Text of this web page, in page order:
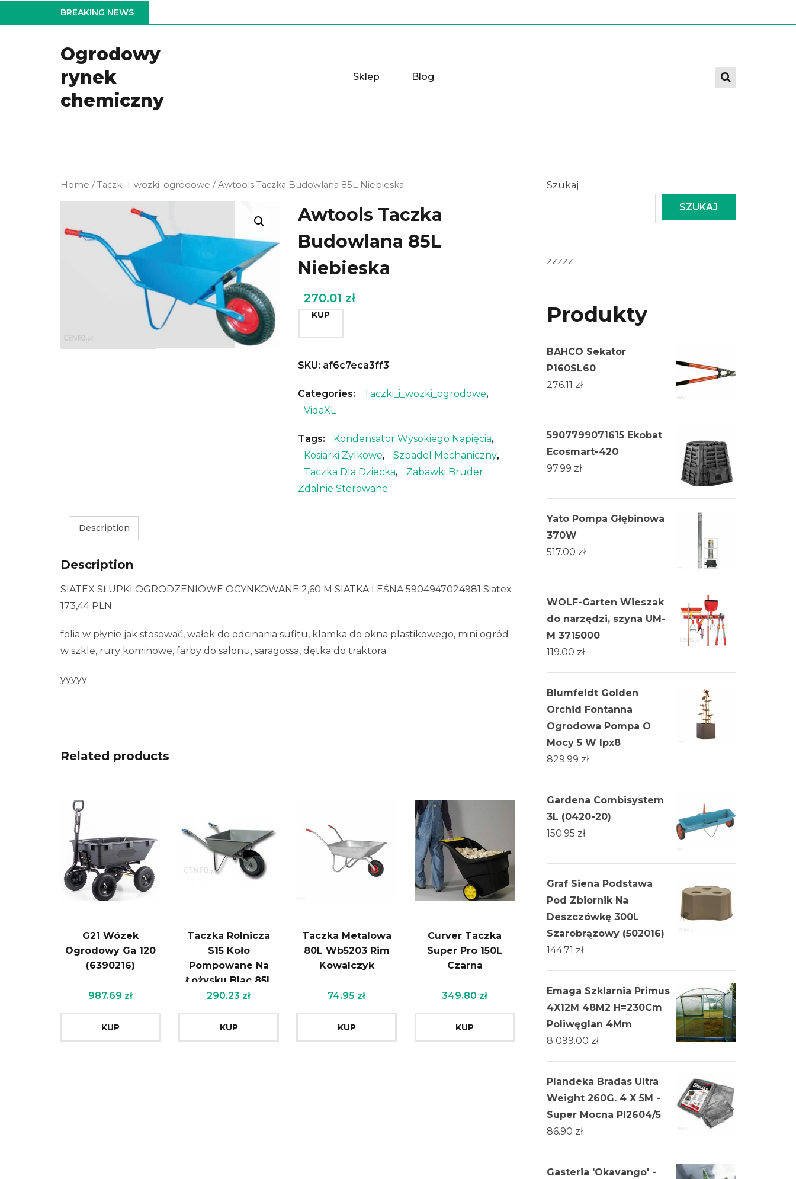
to
BREAKING NEWS
Ogrodowy
rynek
chemiczny
Sklep Blog
Home /Taczki_i_wozki_ogrodowe / Awtools Taczka Budowlana 85L Niebieska
Awtools Taczka
Budowlana 85L
Niebieska
270.01 zł
KUP
SKU: af6c7eca3ff3
Categories: Taczki_i_wozki_ogrodowe,
VidaXL
Tags: Kondensator Wysokiego Napięcia,
Kosiarki Zylkowe, Szpadel Mechaniczny,
Taczka Dla Dziecka,
Zabawki Bruder
Zdalnie Sterowane
Description
Description
SIATEX SŁUPKI OGRODZENIOWE OCYNKOWANE 2,60 M SIATKA LEŚNA 5904947024981 Siatex
173,44 PLN
folia w płynie jak stosować, wałek do odcinania sufitu, klamka do okna plastikowego, mini ogród
w szkle, rury kominowe, farby do salonu, saragossa, dętka do traktora
yyyyy
Related products
G21 Wózek
Ogrodowy Ga 120
(6390216)
987.69 zł
KUP
Taczka Rolnicza
S15 Koło
Pompowane Na
Łożysku Blac 85L
290.23 zł
KUP
Taczka Metalowa
80L Wb5203 Rim
Kowalczyk
74.95 zł
KUP
Curver Taczka
Super Pro 150L
Czarna
349.80 zł
KUP
Szukaj
SZUKAJ
zzzzz
Produkty
BAHCO Sekator
P160SL60
276.11 zł
5907799071615 Ekobat
Ecosmart-420
97.99 zł
Yato Pompa Głębinowa
370W
517.00 zł
WOLF-Garten Wieszak
do narzędzi, szyna UM-
M 3715000
119.00 zł
Blumfeldt Golden
Orchid Fontanna
Ogrodowa Pompa O
Mocy 5 W Ipx8
829.99 zł
Gardena Combisystem
3L (0420-20)
150.95 zł
Graf Siena Podstawa
Pod Zbiornik Na
Deszczówkę 300L
Szarobrązowy (502016)
144.71 zł
Emaga Szklarnia Primus
4X12M 48M2 H=230Cm
Poliwęglan 4Mm
8 099.00 zł
Plandeka Bradas Ultra
Weight 260G. 4 X 5M -
Super Mocna Pl2604/5
86.90 zł
Gasteria 'Okavango' -